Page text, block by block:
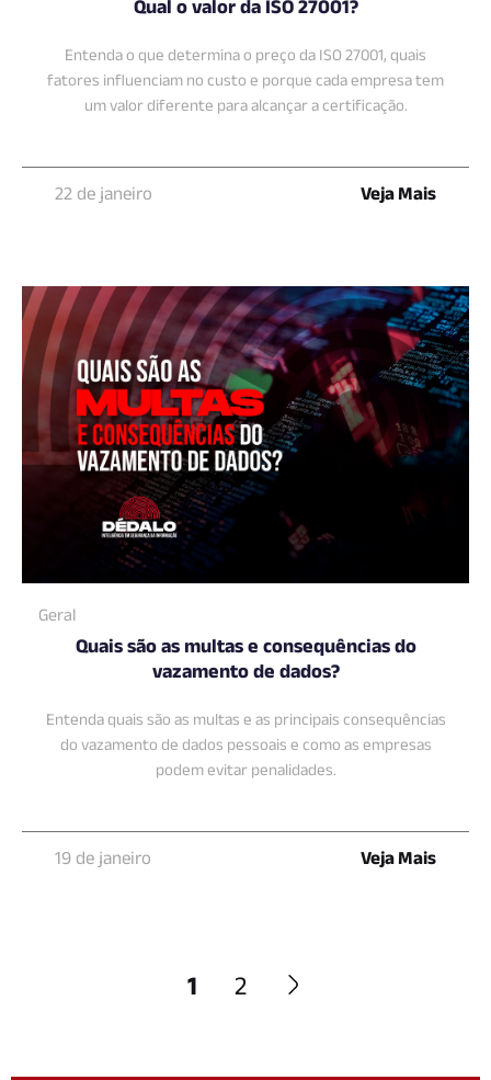
Qual o valor da ISO 27001?
Entenda o que determina o preço da ISO 27001, quais
fatores influenciam no custo e porque cada empresa tem
um valor diferente para alcançar a certificação.
22 de janeiro Veja Mais
Geral
Quais são as multas e consequências do
vazamento de dados?
Entenda quais são as multas e as principais consequências
do vazamento de dados pessoais e como as empresas
podem evitar penalidades.
19 de janeiro Veja Mais
1 2